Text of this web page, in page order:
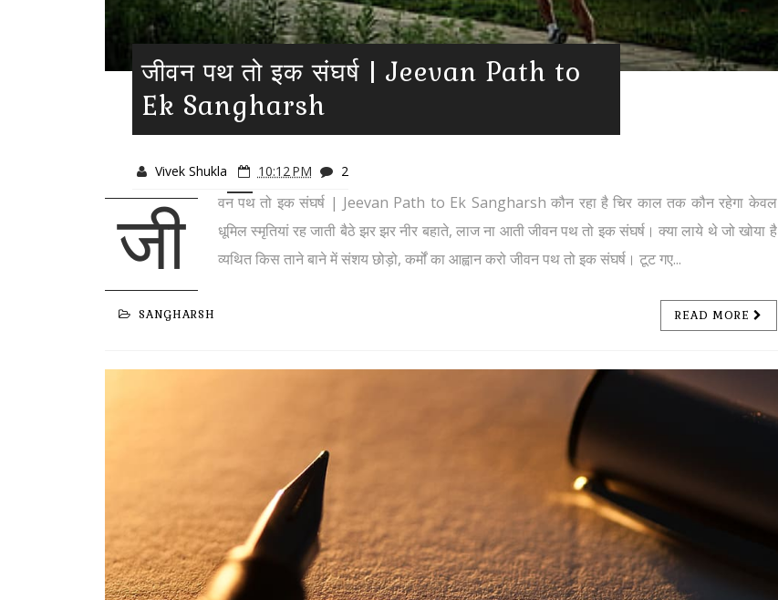
जीवन पथ तो इक संघर्ष | Jeevan Path to
Ek Sangharsh
Vivek Shukla 10:12 PM 2
जी
वन पथ तो इक संघर्ष | Jeevan Path to Ek Sangharsh कौन रहा है चिर काल तक कौन रहेगा केवल
धूमिल स्मृतियां रह जाती बैठे झर झर नीर बहाते, लाज ना आती जीवन पथ तो इक संघर्ष। क्या लाये थे जो खोया है
व्यथित किस ताने बाने में संशय छोड़ो, कर्मों का आह्वान करो जीवन पथ तो इक संघर्ष। टूट गए...
SANGHARSH READ MORE